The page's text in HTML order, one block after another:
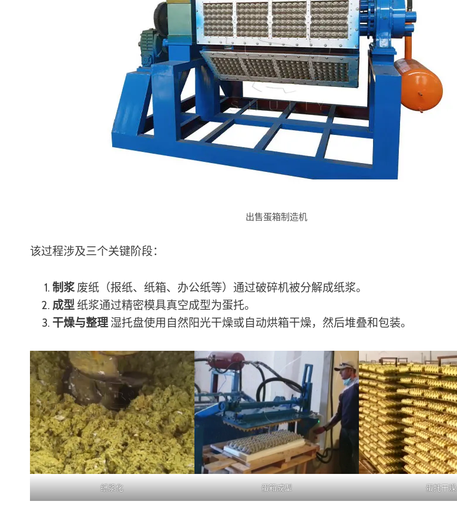
出售蛋箱制造机
该过程涉及三个关键阶段：
制浆废纸（报纸、纸箱、办公纸等）通过破碎机被分解成纸浆。
成型 纸浆通过精密模具真空成型为蛋托。
干燥与整理湿托盘使用自然阳光干燥或自动烘箱干燥，然后堆叠和包装。
纸浆化 蛋箱成型 蛋托干燥